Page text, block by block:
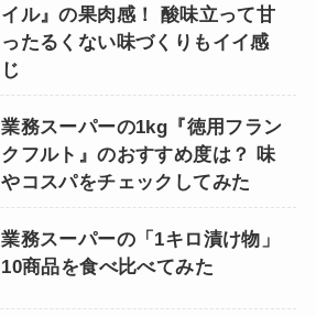
イル』の果肉感！ 酸味立って甘
ったるくない味づくりもイイ感
じ
業務スーパーの1kg『徳用フラン
クフルト』のおすすめ度は？ 味
やコスパをチェックしてみた
業務スーパーの「1キロ漬け物」
10商品を食べ比べてみた